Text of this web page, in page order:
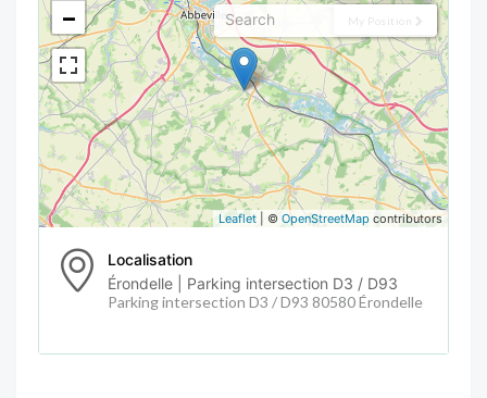
My Position
−
Leaflet | © OpenStreetMap contributors
Localisation
Érondelle | Parking intersection D3 / D93
Parking intersection D3 / D93 80580 Érondelle